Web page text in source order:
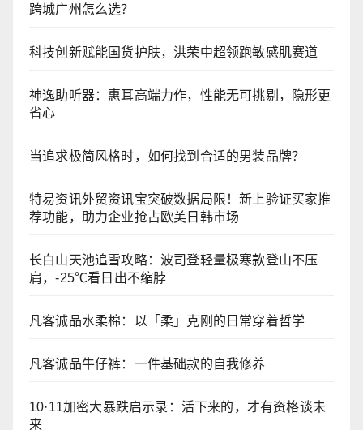
跨城广州怎么选？
科技创新赋能国货护肤，洪荣中超领跑敏感肌赛道
神逸助听器：惠耳高端力作，性能无可挑剔，隐形更
省心
当追求极简风格时，如何找到合适的男装品牌？
特易资讯外贸资讯宝突破数据局限！新上验证买家推
荐功能，助力企业抢占欧美日韩市场
长白山天池追雪攻略：波司登轻量极寒款登山不压
肩，-25℃看日出不缩脖
凡客诚品水柔棉：以「柔」克刚的日常穿着哲学
凡客诚品牛仔裤：一件基础款的自我修养
10·11加密大暴跌启示录：活下来的，才有资格谈未
来